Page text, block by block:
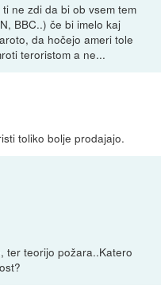
ne zdi da bi ob vsem tem
BBC..) če bi imelo kaj
da hočejo ameri tole
teroristom a ne...
toliko bolje prodajajo.
ter teorijo požara..Katero